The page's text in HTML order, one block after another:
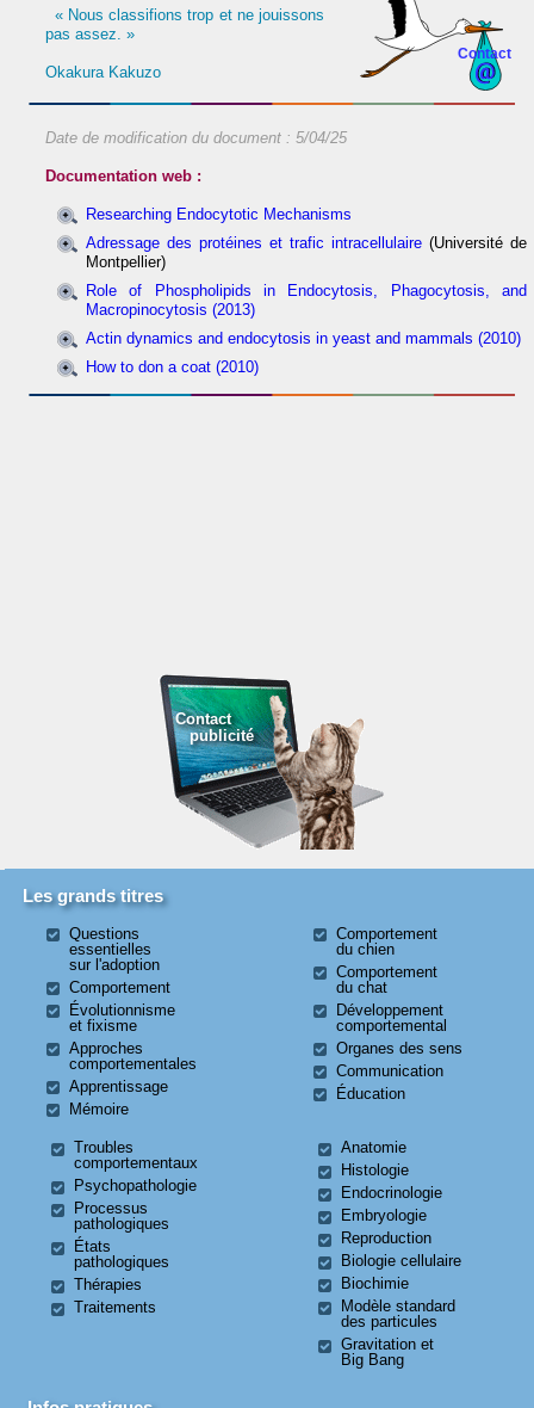
Contact
« Nous classifions trop et ne jouissons
pas assez. »
Okakura Kakuzo
Date de modification du document : 5/04/25
Documentation web :
Researching Endocytotic Mechanisms
Adressage des protéines et trafic intracellulaire (Université de
Montpellier)
Role of Phospholipids in Endocytosis, Phagocytosis, and
Macropinocytosis (2013)
Actin dynamics and endocytosis in yeast and mammals (2010)
How to don a coat (2010)
Contact
publicité
Les grands titres
Questions
essentielles
sur l'adoption
Comportement
Évolutionnisme
et fixisme
Approches
comportementales
Apprentissage
Mémoire
Comportement
du chien
Comportement
du chat
Développement
comportemental
Organes des sens
Communication
Éducation
Troubles
comportementaux
Psychopathologie
Processus
pathologiques
États
pathologiques
Thérapies
Traitements
Anatomie
Histologie
Endocrinologie
Embryologie
Reproduction
Biologie cellulaire
Biochimie
Modèle standard
des particules
Gravitation et
Big Bang